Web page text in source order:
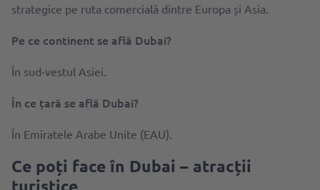
strategice pe ruta comercială dintre Europa și Asia.
Pe ce continent se află Dubai?
În sud-vestul Asiei.
În ce țară se află Dubai?
În Emiratele Arabe Unite (EAU).
Ce poți face în Dubai – atracții